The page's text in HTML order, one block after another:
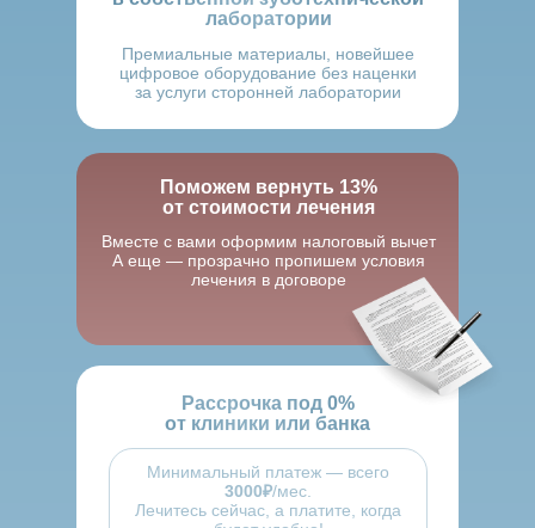
лаборатории
Премиальные материалы, новейшее
цифровое оборудование без наценки
за услуги сторонней лаборатории
Рассрочка под 0%
от клиники или банка
Минимальный платеж — всего
3000₽/мес.
Лечитесь сейчас, а платите, когда
Поможем вернуть 13%
от стоимости лечения
Вместе с вами оформим налоговый вычет
А еще — прозрачно пропишем условия
лечения в договоре